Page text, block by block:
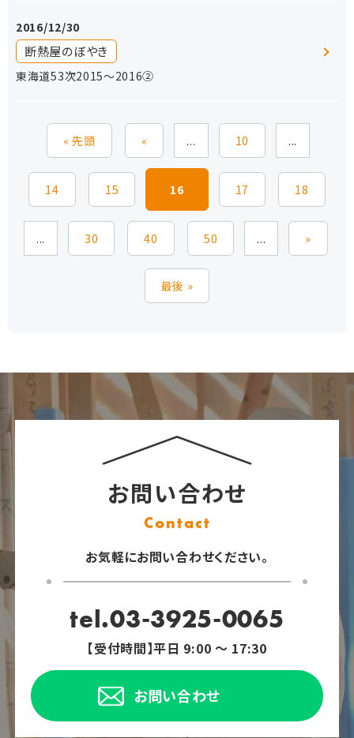
2016/12/30
断熱屋のぼやき
東海道53次2015〜2016②
« 先頭 « ... 10 ...
14 15 16 17 18
... 30 40 50 ... »
最後 »
お問い合わせ
Contact
お気軽にお問い合わせください。
tel.03-3925-0065
【受付時間】平日 9:00 ～ 17:30
お問い合わせ